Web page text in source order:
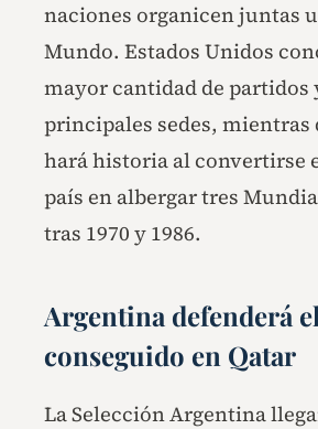
naciones organicen juntas
Mundo. Estados Unidos
mayor cantidad de partidos
principales sedes, mientras
hará historia al convertirse
país en albergar tres
tras 1970 y 1986.
Argentina defenderá
conseguido en Qatar
La Selección Argentina